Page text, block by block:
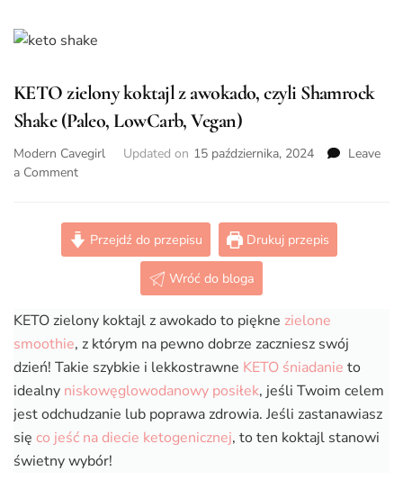
KETO zielony koktajl z awokado, czyli Shamrock
Shake (Paleo, LowCarb, Vegan)
Modern Cavegirl Updated on 15 października, 2024
Leave
a Commenton
koktajl
z
Shake
(Paleo,
LowCarb,
Vegan)
Przejdź do przepisu Drukuj przepis
Wróć do bloga
KETO zielony koktajl z awokado to piękne zielone
smoothie, z którym na pewno dobrze zaczniesz swój
dzień! Takie szybkie i lekkostrawne KETO śniadanie to
idealny niskowęglowodanowy posiłek, jeśli Twoim celem
jest odchudzanie lub poprawa zdrowia. Jeśli zastanawiasz
się co jeść na diecie ketogenicznej, to ten koktajl stanowi
świetny wybór!